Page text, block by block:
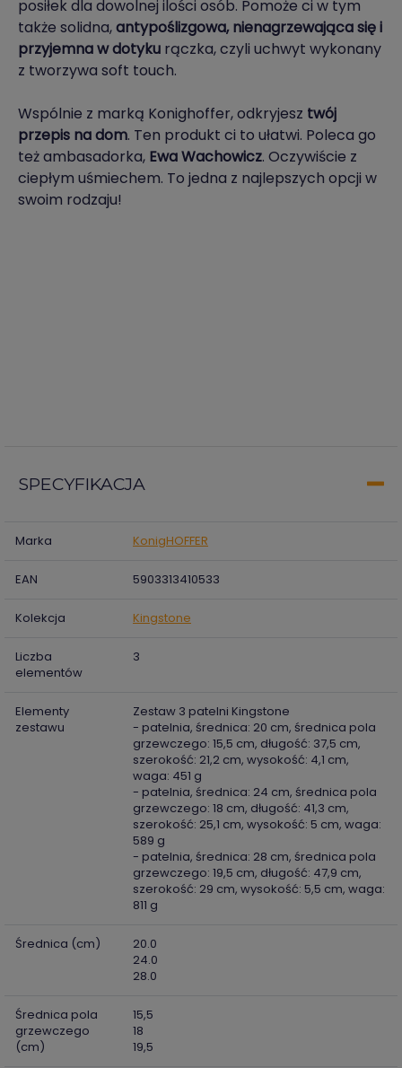
posiłek dla dowolnej ilości osób. Pomoże ci w tym
także solidna,antypoślizgowa, nienagrzewająca się i
przyjemna w dotyku rączka, czyli uchwyt wykonany
z tworzywa soft touch.
Wspólnie z marką Konighoffer, odkryjesz twój
przepis na dom. Ten produkt ci to ułatwi. Poleca go
też ambasadorka, Ewa Wachowicz. Oczywiście z
ciepłym uśmiechem. To jedna z najlepszych opcji w
swoim rodzaju!
SPECYFIKACJA
Marka KonigHOFFER
EAN 5903313410533
Kolekcja Kingstone
Liczba
elementów
3
Elementy
zestawu
Zestaw 3 patelni Kingstone
- patelnia, średnica: 20 cm, średnica pola
grzewczego: 15,5 cm, długość: 37,5 cm,
szerokość: 21,2 cm, wysokość: 4,1 cm,
waga: 451 g
- patelnia, średnica: 24 cm, średnica pola
grzewczego: 18 cm, długość: 41,3 cm,
szerokość: 25,1 cm, wysokość: 5 cm, waga:
589 g
- patelnia, średnica: 28 cm, średnica pola
grzewczego: 19,5 cm, długość: 47,9 cm,
szerokość: 29 cm, wysokość: 5,5 cm, waga:
811 g
Średnica (cm)
20.0
24.0
28.0
Średnica pola
grzewczego
(cm)
15,5
18
19,5